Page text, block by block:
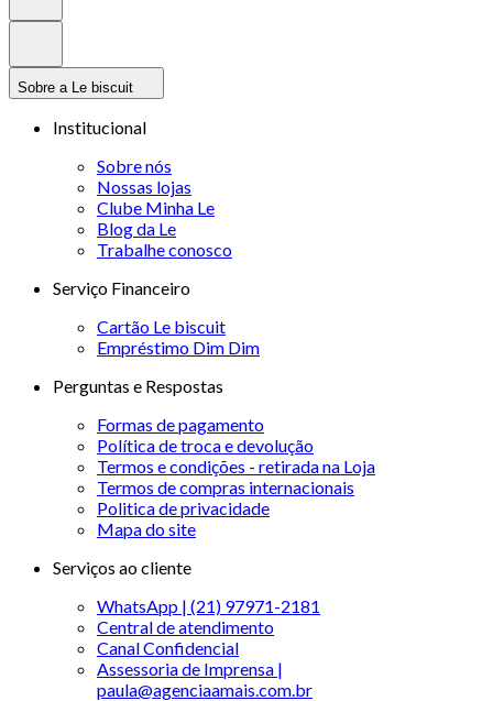
Sobre a Le biscuit
Institucional
Sobre nós
Nossas lojas
Clube Minha Le
Blog da Le
Trabalhe conosco
Serviço Financeiro
Cartão Le biscuit
Empréstimo Dim Dim
Perguntas e Respostas
Formas de pagamento
Política de troca e devolução
Termos e condições - retirada na Loja
Termos de compras internacionais
Politica de privacidade
Mapa do site
Serviços ao cliente
WhatsApp | (21) 97971-2181
Central de atendimento
Canal Confidencial
Assessoria de Imprensa |
paula@agenciaamais.com.br